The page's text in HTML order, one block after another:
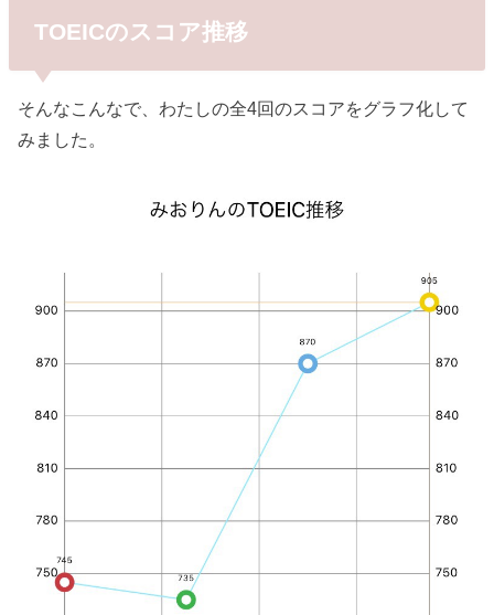
TOEICのスコア推移
そんなこんなで、わたしの全4回のスコアをグラフ化して
みました。